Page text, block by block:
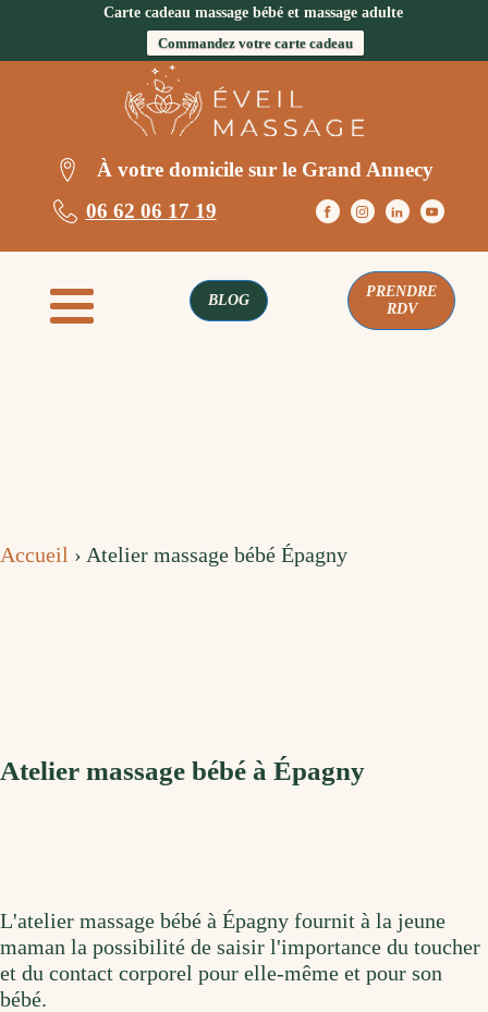
Carte cadeau massage bébé et massage adulte
Commandez votre carte cadeau
À votre domicile sur le Grand Annecy
06 62 06 17 19
BLOG
PRENDRE
RDV
Accueil › Atelier massage bébé Épagny
Atelier massage bébé à Épagny
L'atelier massage bébé à Épagny fournit à la jeune
maman la possibilité de saisir l'importance du toucher
et du contact corporel pour elle-même et pour son
bébé.